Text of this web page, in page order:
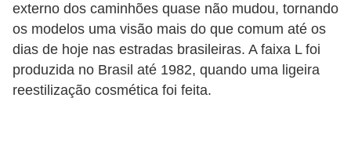
externo dos caminhões quase não mudou, tornando
os modelos uma visão mais do que comum até os
dias de hoje nas estradas brasileiras. A faixa L foi
produzida no Brasil até 1982, quando uma ligeira
reestilização cosmética foi feita.
i
o
n
á